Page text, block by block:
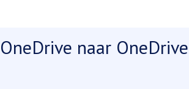
naar OneDrive